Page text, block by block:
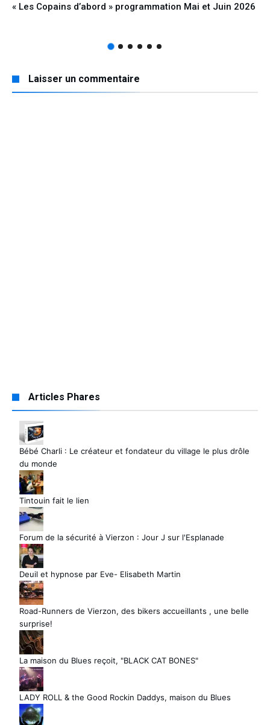
« Les Copains d’abord » programmation Mai et Juin 2026
Laisser un commentaire
Articles Phares
Bébé Charli : Le créateur et fondateur du village le plus drôle
du monde
Tintouin fait le lien
Forum de la sécurité à Vierzon : Jour J sur l'Esplanade
Deuil et hypnose par Eve- Elisabeth Martin
Road-Runners de Vierzon, des bikers accueillants , une belle
surprise!
La maison du Blues reçoit, "BLACK CAT BONES"
LADY ROLL & the Good Rockin Daddys, maison du Blues